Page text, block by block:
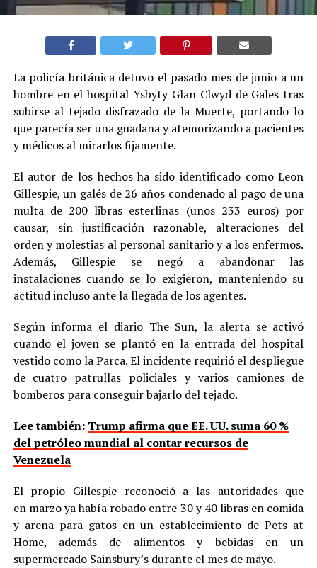
La policía británica detuvo el pasado mes de junio a un
hombre en el hospital Ysbyty Glan Clwyd de Gales tras
subirse al tejado disfrazado de la Muerte, portando lo
que parecía ser una guadaña y atemorizando a pacientes
y médicos al mirarlos fijamente.
El autor de los hechos ha sido identificado como Leon
Gillespie, un galés de 26 años condenado al pago de una
multa de 200 libras esterlinas (unos 233 euros) por
causar, sin justificación razonable, alteraciones del
orden y molestias al personal sanitario y a los enfermos.
Además, Gillespie se negó a abandonar las
instalaciones cuando se lo exigieron, manteniendo su
actitud incluso ante la llegada de los agentes.
Según informa el diario The Sun, la alerta se activó
cuando el joven se plantó en la entrada del hospital
vestido como la Parca. El incidente requirió el despliegue
de cuatro patrullas policiales y varios camiones de
bomberos para conseguir bajarlo del tejado.
Lee también: Trump afirma que EE. UU. suma 60 %
del petróleo mundial al contar recursos de
Venezuela
El propio Gillespie reconoció a las autoridades que
en marzo ya había robado entre 30 y 40 libras en comida
y arena para gatos en un establecimiento de Pets at
Home, además de alimentos y bebidas en un
supermercado Sainsbury’s durante el mes de mayo.